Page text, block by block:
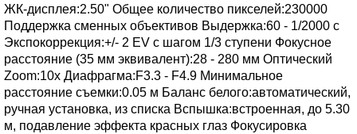
ЖК-дисплея:2.50" Общее количество пикселей:230000
Поддержка сменных объективов Выдержка:60 - 1/2000 с
Экспокоррекция:+/- 2 EV с шагом 1/3 ступени Фокусное
расстояние (35 мм эквивалент):28 - 280 мм Оптический
Zoom:10x Диафрагма:F3.3 - F4.9 Минимальное
расстояние съемки:0.05 м Баланс белого:автоматический,
ручная установка, из списка Вспышка:встроенная, до 5.30
м, подавление эффекта красных глаз Фокусировка